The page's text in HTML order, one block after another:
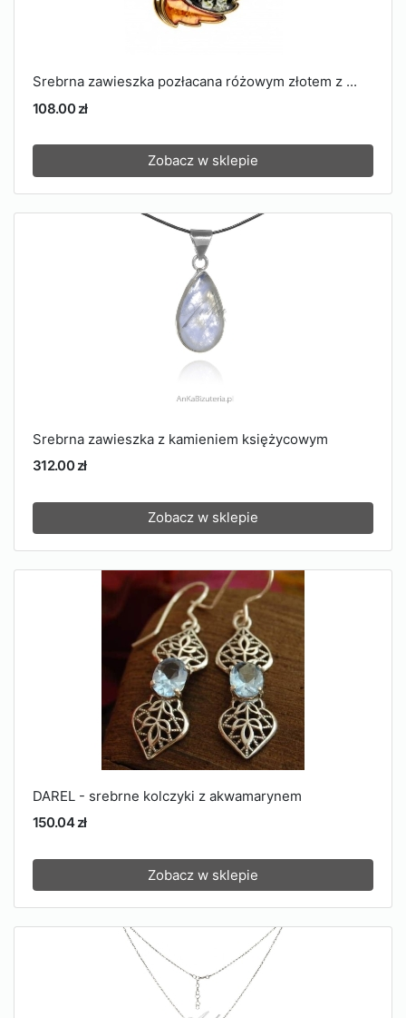
Srebrna zawieszka pozłacana różowym złotem z ...
108.00 zł
Zobacz w sklepie
Srebrna zawieszka z kamieniem księżycowym
312.00 zł
Zobacz w sklepie
DAREL - srebrne kolczyki z akwamarynem
150.04 zł
Zobacz w sklepie